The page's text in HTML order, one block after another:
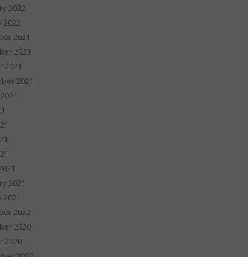
2022
2022
2021
2021
2021
2021
2021
2021
2020
2020
2020